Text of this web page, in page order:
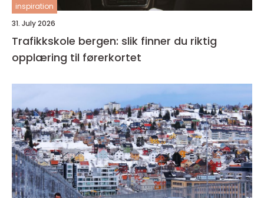
inspiration
31. July 2026
Trafikkskole bergen: slik finner du riktig
opplæring til førerkortet